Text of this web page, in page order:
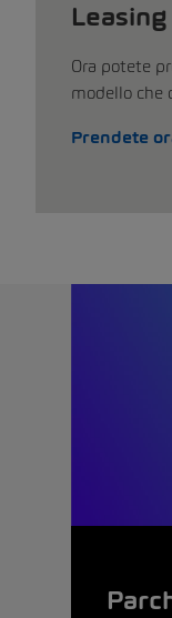
Ora potete
modello che
Prendete